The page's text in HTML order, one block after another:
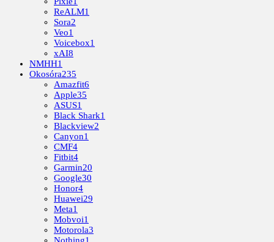
ReALM1
Sora2
Veo1
Voicebox1
xAI8
NMHH1
Okosóra235
Amazfit6
Apple35
ASUS1
Black Shark1
Blackview2
Canyon1
CMF4
Fitbit4
Garmin20
Google30
Honor4
Huawei29
Meta1
Mobvoi1
Motorola3
Nothing1